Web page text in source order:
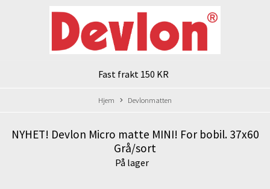
Fast frakt 150 KR
Hjem Devlonmatten
NYHET! Devlon Micro matte MINI! For bobil. 37x60
Grå/sort
På lager